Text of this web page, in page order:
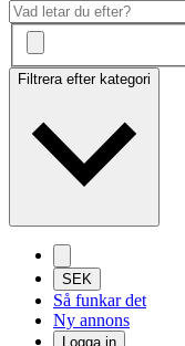
Filtrera efter kategori
SEK
Så funkar det
Ny annons
Logga in